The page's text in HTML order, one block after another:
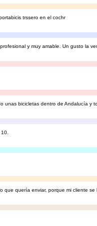
trssero en el cochr
y muy amable. Un gusto la
bicicletas dentro de Andalucía y
quería enviar, porque mi cliente